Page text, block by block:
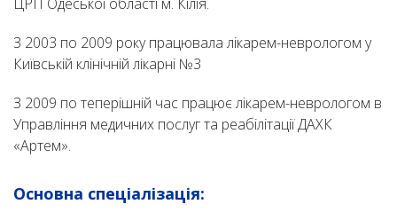
З 2003 по 2009 року працювала лікарем-неврологом у
Київській клінічній лікарні №3
З 2009 по теперішній час працює лікарем-неврологом в
Управління медичних послуг та реабілітації ДАХК
«Артем».
Основна спеціалізація: